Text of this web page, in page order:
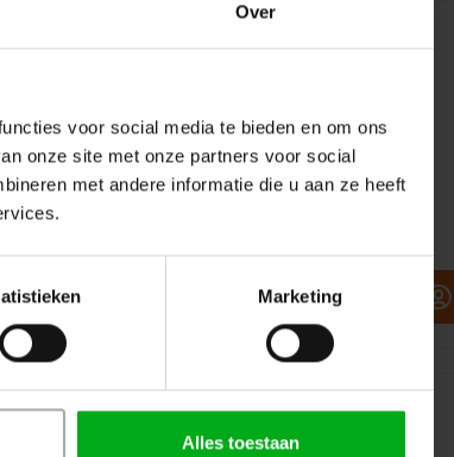
Over
voor social media te bieden en om ons
onze site met onze partners voor social
met andere informatie die u aan ze heeft
Marketing
Alles toestaan
| CO2-drukregelaar DMX-gestuurd
voor de Pea Soup Phantom CO2-hazer